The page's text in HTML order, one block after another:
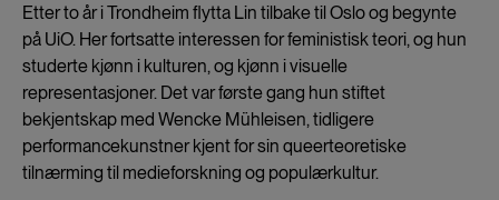
Etter to år i Trondheim flytta Lin tilbake til Oslo og begynte
på UiO. Her fortsatte interessen for feministisk teori, og hun
studerte kjønn i kulturen, og kjønn i visuelle
representasjoner. Det var første gang hun stiftet
bekjentskap med Wencke Mühleisen, tidligere
performancekunstner kjent for sin queerteoretiske
tilnærming til medieforskning og populærkultur.